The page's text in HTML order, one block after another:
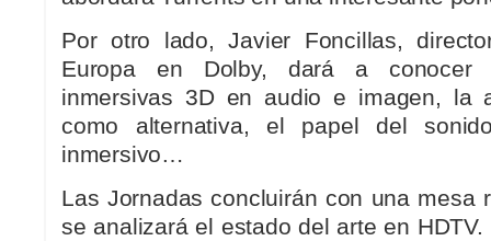
Por otro lado, Javier Foncillas,
Europa en Dolby, dará a conocer
inmersivas 3D en audio e imagen, la
como alternativa, el papel del
inmersivo…
Las Jornadas concluirán con una mesa
se analizará el estado del arte en HDTV.